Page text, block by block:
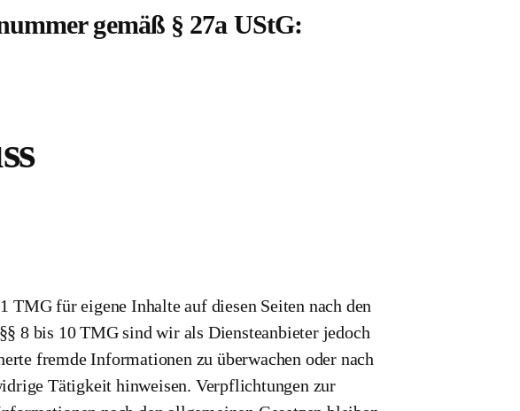
gemäß § 27a UStG:
TMG für eigene Inhalte auf diesen Seiten nach den
8 bis 10 TMG sind wir als Diensteanbieter jedoch
fremde Informationen zu überwachen oder nach
Tätigkeit hinweisen. Verpflichtungen zur